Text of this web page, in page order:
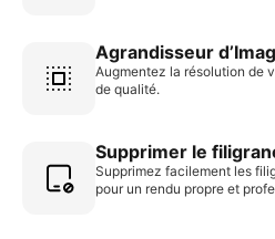
Agrandisseur
Augmentez la résolution de
de qualité.
Supprimer le
Supprimez facilement les
pour un rendu propre et